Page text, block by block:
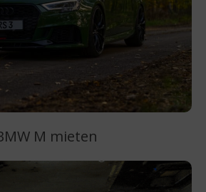
M mieten